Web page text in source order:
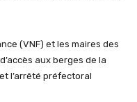
(VNF) et les maires des
aux berges de la
l’arrêté préfectoral